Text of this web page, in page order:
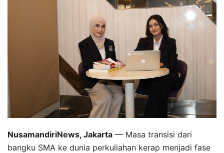
NusamandiriNews, Jakarta — Masa transisi dari
bangku SMA ke dunia perkuliahan kerap menjadi fase